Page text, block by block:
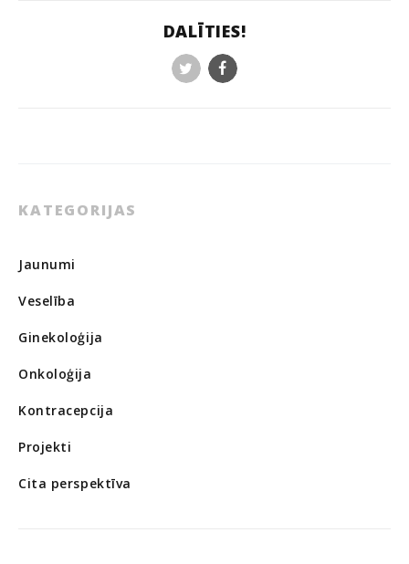
DALĪTIES!
KATEGORIJAS
Jaunumi
Veselība
Ginekoloģija
Onkoloģija
Kontracepcija
Projekti
Cita perspektīva